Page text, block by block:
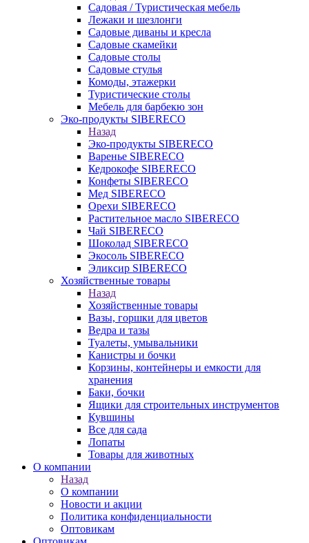
Садовая / Туристическая мебель
Лежаки и шезлонги
Садовые диваны и кресла
Садовые скамейки
Садовые столы
Садовые стулья
Комоды, этажерки
Туристические столы
Мебель для барбекю зон
Эко-продукты SIBERECO
Назад
Эко-продукты SIBERECO
Варенье SIBERECO
Кедрокофе SIBERECO
Конфеты SIBERECO
Мед SIBERECO
Орехи SIBERECO
Растительное масло SIBERECO
Чай SIBERECO
Шоколад SIBERECO
Экосоль SIBERECO
Эликсир SIBERECO
Хозяйственные товары
Назад
Хозяйственные товары
Вазы, горшки для цветов
Ведра и тазы
Туалеты, умывальники
Канистры и бочки
Корзины, контейнеры и емкости для
хранения
Баки, бочки
Ящики для строительных инструментов
Кувшины
Все для сада
Лопаты
Товары для животных
О компании
Назад
О компании
Новости и акции
Политика конфиденциальности
Оптовикам